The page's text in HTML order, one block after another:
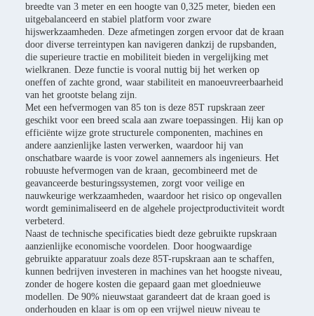
breedte van 3 meter en een hoogte van 0,325 meter, bieden een
uitgebalanceerd en stabiel platform voor zware
hijswerkzaamheden. Deze afmetingen zorgen ervoor dat de kraan
door diverse terreintypen kan navigeren dankzij de rupsbanden,
die superieure tractie en mobiliteit bieden in vergelijking met
wielkranen. Deze functie is vooral nuttig bij het werken op
oneffen of zachte grond, waar stabiliteit en manoeuvreerbaarheid
van het grootste belang zijn.
Met een hefvermogen van 85 ton is deze 85T rupskraan zeer
geschikt voor een breed scala aan zware toepassingen. Hij kan op
efficiënte wijze grote structurele componenten, machines en
andere aanzienlijke lasten verwerken, waardoor hij van
onschatbare waarde is voor zowel aannemers als ingenieurs. Het
robuuste hefvermogen van de kraan, gecombineerd met de
geavanceerde besturingssystemen, zorgt voor veilige en
nauwkeurige werkzaamheden, waardoor het risico op ongevallen
wordt geminimaliseerd en de algehele projectproductiviteit wordt
verbeterd.
Naast de technische specificaties biedt deze gebruikte rupskraan
aanzienlijke economische voordelen. Door hoogwaardige
gebruikte apparatuur zoals deze 85T-rupskraan aan te schaffen,
kunnen bedrijven investeren in machines van het hoogste niveau,
zonder de hogere kosten die gepaard gaan met gloednieuwe
modellen. De 90% nieuwstaat garandeert dat de kraan goed is
onderhouden en klaar is om op een vrijwel nieuw niveau te